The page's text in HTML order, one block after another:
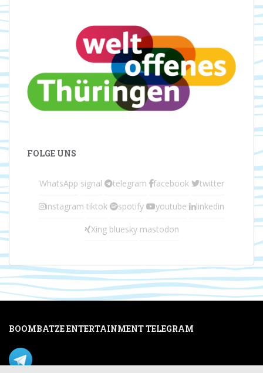
FOLGE UNS
WhatsApp signal telegram facebook twitter
instagram tiktok spotify youtube linkedin
Xing bluesky mastodon
BOOMBATZE ENTERTAINMENT TELEGRAM